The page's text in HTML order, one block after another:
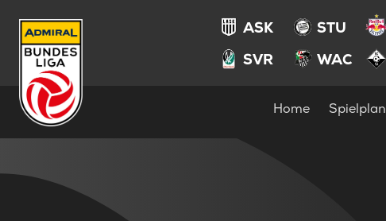
ASK STU
SVR
WAC
Home Spielplan